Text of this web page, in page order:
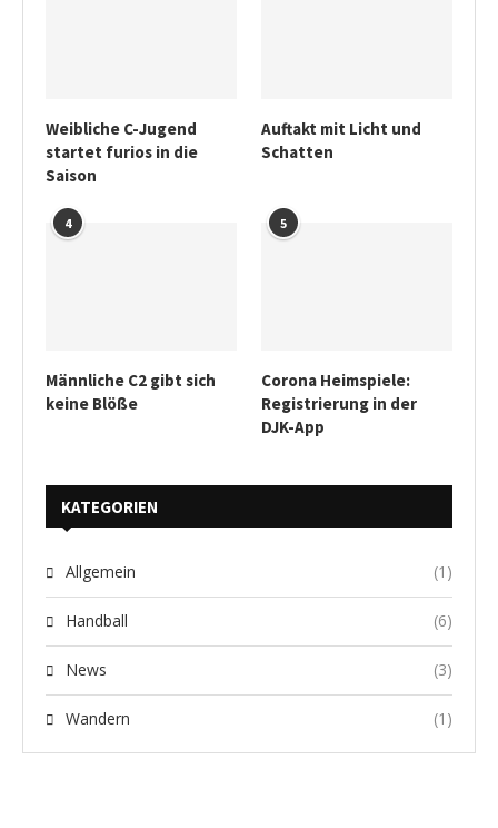
Weibliche C-Jugend
startet furios in die
Saison
Auftakt mit Licht und
Schatten
4
Männliche C2 gibt sich
keine Blöße
5
Corona Heimspiele:
Registrierung in der
DJK-App
KATEGORIEN
Allgemein (1)
Handball (6)
News (3)
Wandern (1)